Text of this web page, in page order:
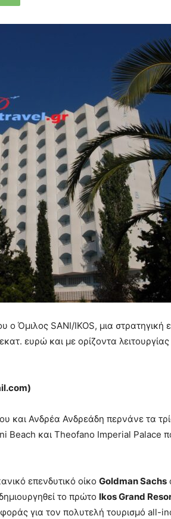
ο Όμιλος SANI/IKOS, μια στρατηγική
ευρώ και με ορίζοντα λειτουργίας
.com)
και Ανδρέα Ανδρεάδη περνάνε τα
Beach και Τheofano Imperial Palace
επενδυτικό οίκο Goldman Sachs
το πρώτο Ikos Grand
για τον πολυτελή τουρισμό all-